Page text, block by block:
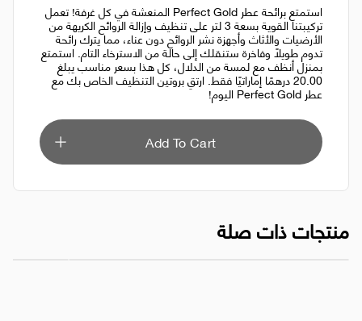
استمتع برائحة عطر Perfect Gold المنعشة في كل غرفة! تعمل
تركيبتنا القوية بسعة 3 لتر على تنظيف وإزالة الروائح الكريهة من
الأرضيات والأثاث وأجهزة نشر الروائح دون عناء، مما يترك رائحة
تدوم طويلاً وفاخرة ستنقلك إلى حالة من الاسترخاء التام. استمتع
بمنزل أنظف مع لمسة من الدلال، كل هذا بسعر مناسب يبلغ
20.00 درهمًا إماراتيًا فقط. ارتقِ بروتين التنظيف الخاص بك مع
عطر Perfect Gold اليوم!
Add To Cart
منتجات ذات صلة
معطر مناسب للمناسبات: الأرضيات - الأثاث - أجهزة نشر الروائح 3 لتر